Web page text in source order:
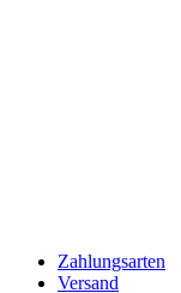
Zahlungsarten
Versand